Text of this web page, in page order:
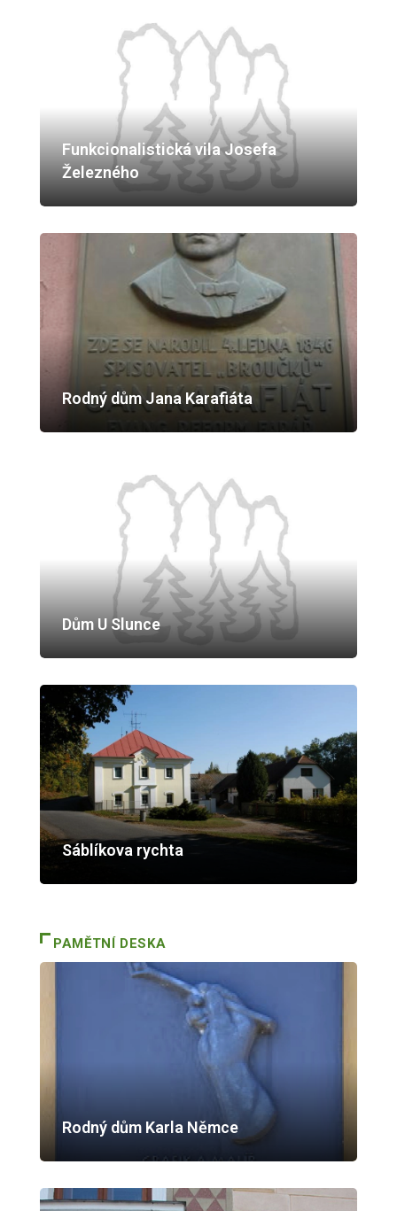
Funkcionalistická vila Josefa
Železného
Rodný dům Jana Karafiáta
Dům U Slunce
Sáblíkova rychta
PAMĚTNÍ DESKA
Rodný dům Karla Němce